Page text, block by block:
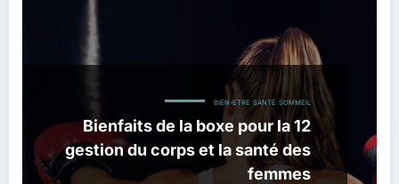
BIEN-ETRE SANTÉ SOMMEIL
12 Bienfaits de la boxe pour la
gestion du corps et la santé des
femmes